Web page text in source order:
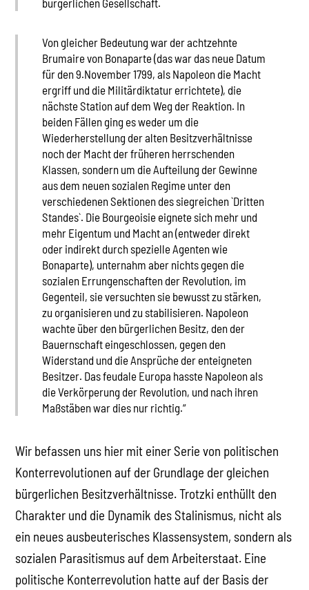
bürgerlichen Gesellschaft.
Von gleicher Bedeutung war der achtzehnte
Brumaire von Bonaparte (das war das neue Datum
für den 9.November 1799, als Napoleon die Macht
ergriff und die Militärdiktatur errichtete), die
nächste Station auf dem Weg der Reaktion. In
beiden Fällen ging es weder um die
Wiederherstellung der alten Besitzverhältnisse
noch der Macht der früheren herrschenden
Klassen, sondern um die Aufteilung der Gewinne
aus dem neuen sozialen Regime unter den
verschiedenen Sektionen des siegreichen `Dritten
Standes`. Die Bourgeoisie eignete sich mehr und
mehr Eigentum und Macht an (entweder direkt
oder indirekt durch spezielle Agenten wie
Bonaparte), unternahm aber nichts gegen die
sozialen Errungenschaften der Revolution, im
Gegenteil, sie versuchten sie bewusst zu stärken,
zu organisieren und zu stabilisieren. Napoleon
wachte über den bürgerlichen Besitz, den der
Bauernschaft eingeschlossen, gegen den
Widerstand und die Ansprüche der enteigneten
Besitzer. Das feudale Europa hasste Napoleon als
die Verkörperung der Revolution, und nach ihren
Maßstäben war dies nur richtig.“
Wir befassen uns hier mit einer Serie von politischen
Konterrevolutionen auf der Grundlage der gleichen
bürgerlichen Besitzverhältnisse. Trotzki enthüllt den
Charakter und die Dynamik des Stalinismus, nicht als
ein neues ausbeuterisches Klassensystem, sondern als
sozialen Parasitismus auf dem Arbeiterstaat. Eine
politische Konterrevolution hatte auf der Basis der